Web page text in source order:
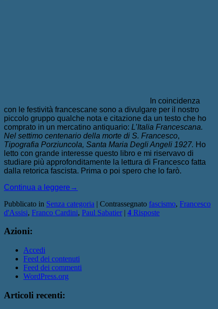
In coincidenza
con le festività francescane sono a divulgare per il nostro
piccolo gruppo qualche nota e citazione da un testo che ho
comprato in un mercatino antiquario: L’Italia Francescana.
Nel settimo centenario della morte di S. Francesco,
Tipografia Porziuncola, Santa Maria Degli Angeli 1927. Ho
letto con grande interesse questo libro e mi riservavo di
studiare più approfonditamente la lettura di Francesco fatta
dalla retorica fascista. Prima o poi spero che lo farò.
Continua a leggere →
Pubblicato in Senza categoria | Contrassegnato fascismo, Francesco
d'Assisi, Franco Cardini, Paul Sabatier | 4 Risposte
Azioni:
Accedi
Feed dei contenuti
Feed dei commenti
WordPress.org
Articoli recenti: